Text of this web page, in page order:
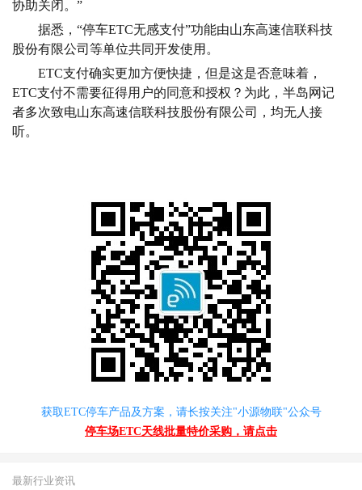
协助关闭。”
据悉，“停车ETC无感支付”功能由山东高速信联科技
股份有限公司等单位共同开发使用。
ETC支付确实更加方便快捷，但是这是否意味着，
ETC支付不需要征得用户的同意和授权？为此，半岛网记
者多次致电山东高速信联科技股份有限公司，均无人接
听。
获取ETC停车产品及方案，请长按关注"小源物联"公众号
停车场ETC天线批量特价采购，请点击
最新行业资讯